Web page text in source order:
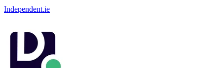
Independent.ie